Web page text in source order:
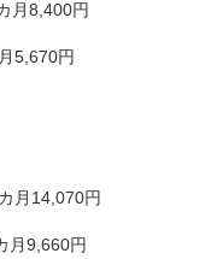
円
円
円
円